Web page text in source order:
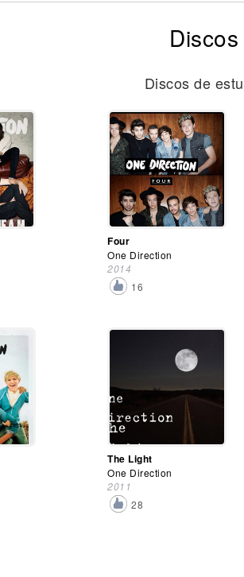
Discos de
Four
One Direction
2014
16
The Light
One Direction
2011
28